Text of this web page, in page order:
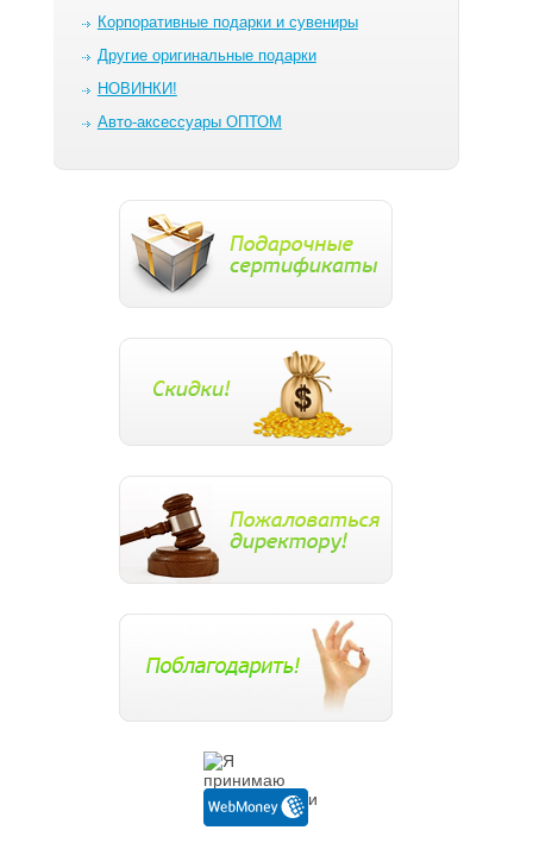
Корпоративные подарки и сувениры
Другие оригинальные подарки
НОВИНКИ!
Авто-аксессуары ОПТОМ